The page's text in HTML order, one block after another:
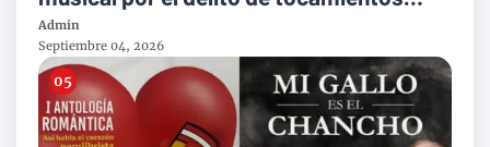
indebidos
Admin
Septiembre 04, 2026